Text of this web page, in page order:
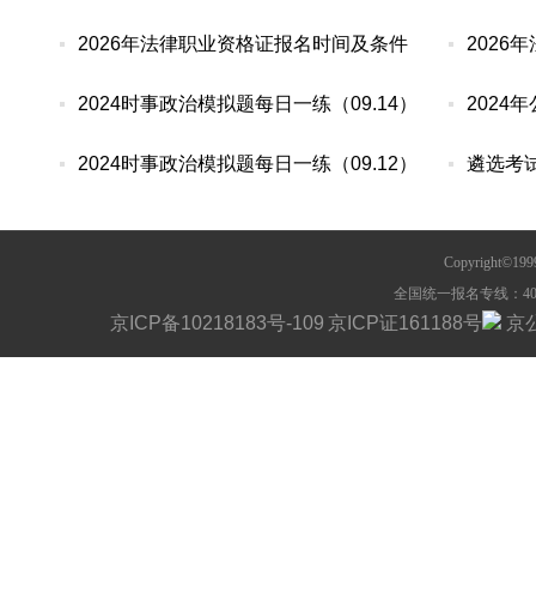
2026年法律职业资格证报名时间及条件 2026年
2024时事政治模拟题每日一练（09.14） 2024年
2024时事政治模拟题每日一练（09.12）
全国统一报名专线：
京ICP备10218183号-109 京ICP证161188号 京